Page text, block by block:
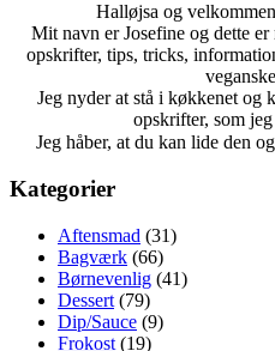
Halløjsa og
Mit navn er Josefine og dette
opskrifter, tips, tricks,
Jeg nyder at stå i køkkenet og
opskrifter, som
Jeg håber, at du kan lide den
Kategorier
Aftensmad (31)
Bagværk (66)
Børnevenlig (41)
Dessert (79)
Dip/Sauce (9)
Frokost (19)